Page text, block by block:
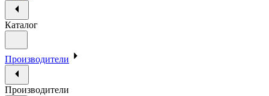
Каталог
Производители
Производители